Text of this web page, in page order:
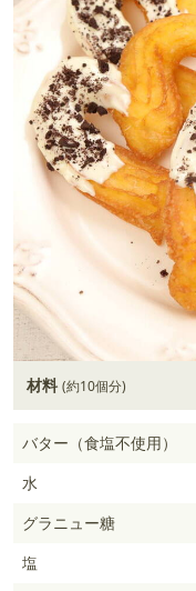
材料 (約10個分)
バター（食塩不使用）
水
グラニュー糖
塩